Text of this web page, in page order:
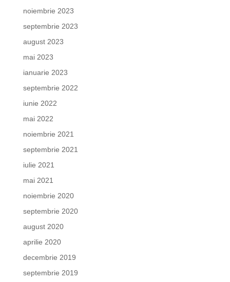
noiembrie 2023
septembrie 2023
august 2023
mai 2023
ianuarie 2023
septembrie 2022
iunie 2022
mai 2022
noiembrie 2021
septembrie 2021
iulie 2021
mai 2021
noiembrie 2020
septembrie 2020
august 2020
aprilie 2020
decembrie 2019
septembrie 2019